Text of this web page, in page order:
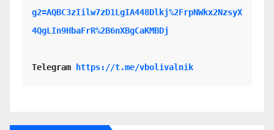
g2=AQBC3zIilw7zD1LgIA448Dlkj%2FrpNWkx2NzsyX
4QgLIn9HbaFrR%2B6nXBgCaKMBDj
Telegram https://t.me/vbolivalnik